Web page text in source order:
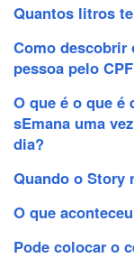
Quantos litros
Como descobrir
pessoa pelo
O que é o que é
sEmana uma
dia?
Quando o Story
O que
Pode colocar o